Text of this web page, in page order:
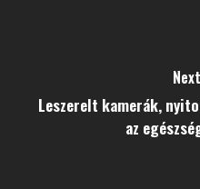
Leszerelt kamerák,
az